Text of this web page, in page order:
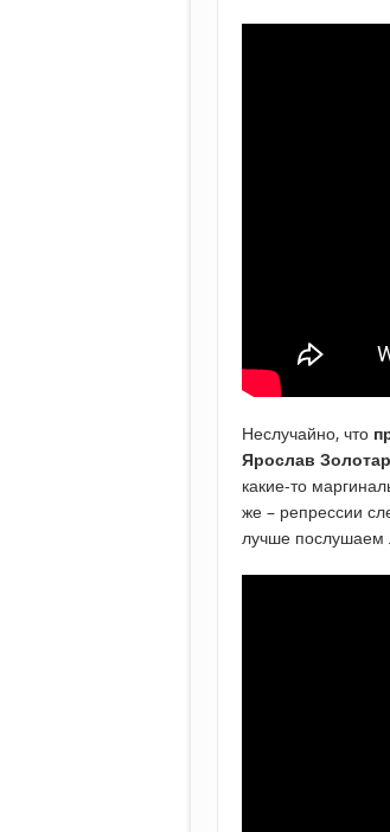
Неслучайно, что
Ярослав
какие-то
же – репрессии
лучше послушаем